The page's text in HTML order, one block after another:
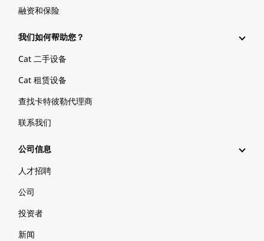
融资和保险
我们如何帮助您？
Cat 二手设备
Cat 租赁设备
查找卡特彼勒代理商
联系我们
公司信息
人才招聘
公司
投资者
新闻